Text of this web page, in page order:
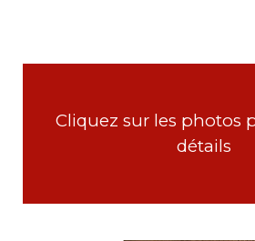
Cliquez sur les photos
détails